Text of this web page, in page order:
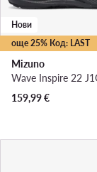
още 25% Код: LAST
Нови
Mizuno
159,99€